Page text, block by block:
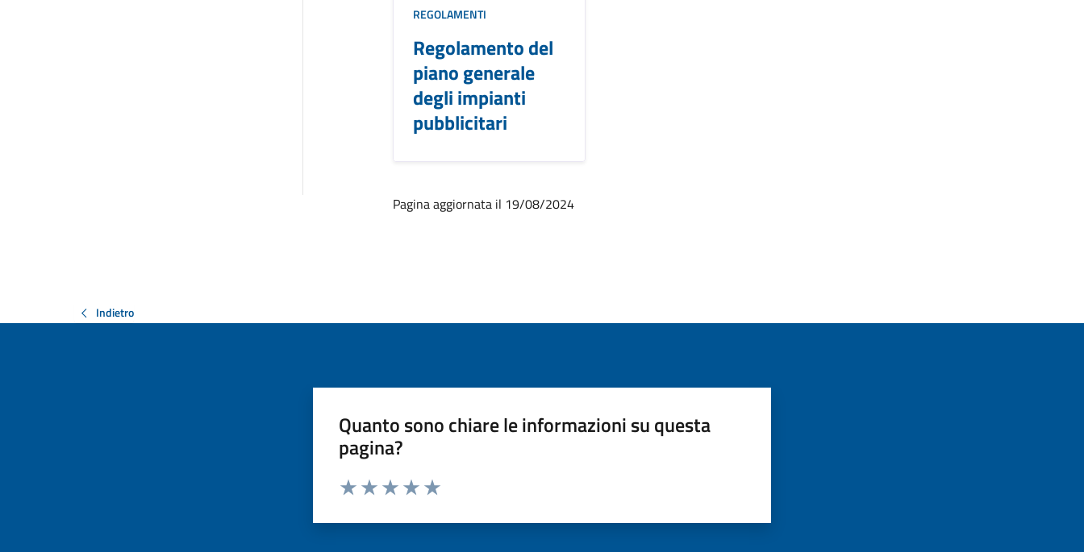
REGOLAMENTI
Regolamento del
piano generale
degli impianti
pubblicitari
Pagina aggiornata il 19/08/2024
Indietro
Quanto sono chiare le informazioni su questa
pagina?
Valuta da 1 a 5 stelle la pagina